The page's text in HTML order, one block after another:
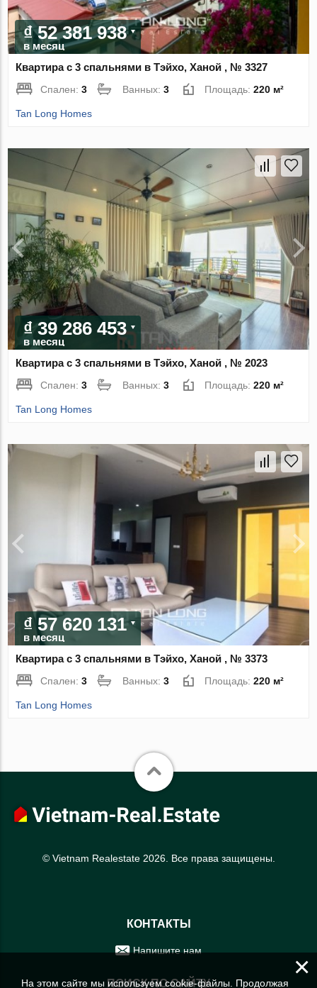
₫ 52 381 938
в месяц
Квартира с 3 спальнями в Тэйхо, Ханой , № 3327
Спален:3 Ванных:3 Площадь:220 м²
Tan Long Homes
₫ 39 286 453
в месяц
Квартира с 3 спальнями в Тэйхо, Ханой , № 2023
Спален:3 Ванных:3 Площадь:220 м²
Tan Long Homes
₫ 57 620 131
в месяц
Квартира с 3 спальнями в Тэйхо, Ханой , № 3373
Спален:3 Ванных:3 Площадь:220 м²
Tan Long Homes
© Vietnam Realestate 2026. Все права защищены.
КОНТАКТЫ
Напишите нам
ПОИСК ПО САЙТУ
×
На этом сайте мы используем cookie-файлы. Продолжая